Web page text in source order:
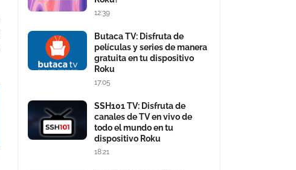
12:39
Butaca TV: Disfruta de
películas y series de manera
gratuita en tu dispositivo
Roku
17:05
SSH101 TV: Disfruta de
canales de TV en vivo de
todo el mundo en tu
dispositivo Roku
18:21